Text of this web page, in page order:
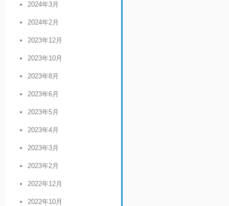
2024年3月
2024年2月
2023年12月
2023年10月
2023年8月
2023年6月
2023年5月
2023年4月
2023年3月
2023年2月
2022年12月
2022年10月